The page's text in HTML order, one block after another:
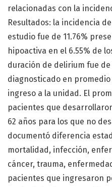
relacionadas con la
Resultados: la incidencia
estudio fue de 11.76%
hipoactiva en el 6.55% de
duración de delirium fue de
diagnosticado en promedio
ingreso a la unidad. El
pacientes que
62 años para los que no
documentó diferencia
mortalidad, infección,
cáncer, trauma,
pacientes que ingresaron